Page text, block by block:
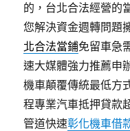
的，台北合法經營的
您解決資金週轉問題
北合法當鋪免留車急
速大媒體強力推薦申
機車顛覆傳統最低方
程專業汽車抵押貸款
管道快速彰化機車借